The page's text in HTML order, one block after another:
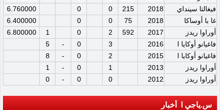
فيغالتا سينداي
2018
215
0
0
6.760000
غا با أوساكا
2018
75
0
0
6.400000
أوراوا ريدز
2017
592
2
0
1
6.800000
فاغيانو أوكايا ا
2016
3
0
-
5
فاغيانو أوكايا ا
2015
2
0
-
8
أوراوا ريدز
2013
1
0
-
1
أوراوا ريدز
2012
0
0
-
0
س.ياجي ا أخبار